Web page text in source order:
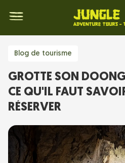
Blog de tourisme
GROTTE SON
CE QU'IL FAUT
RÉSERVER